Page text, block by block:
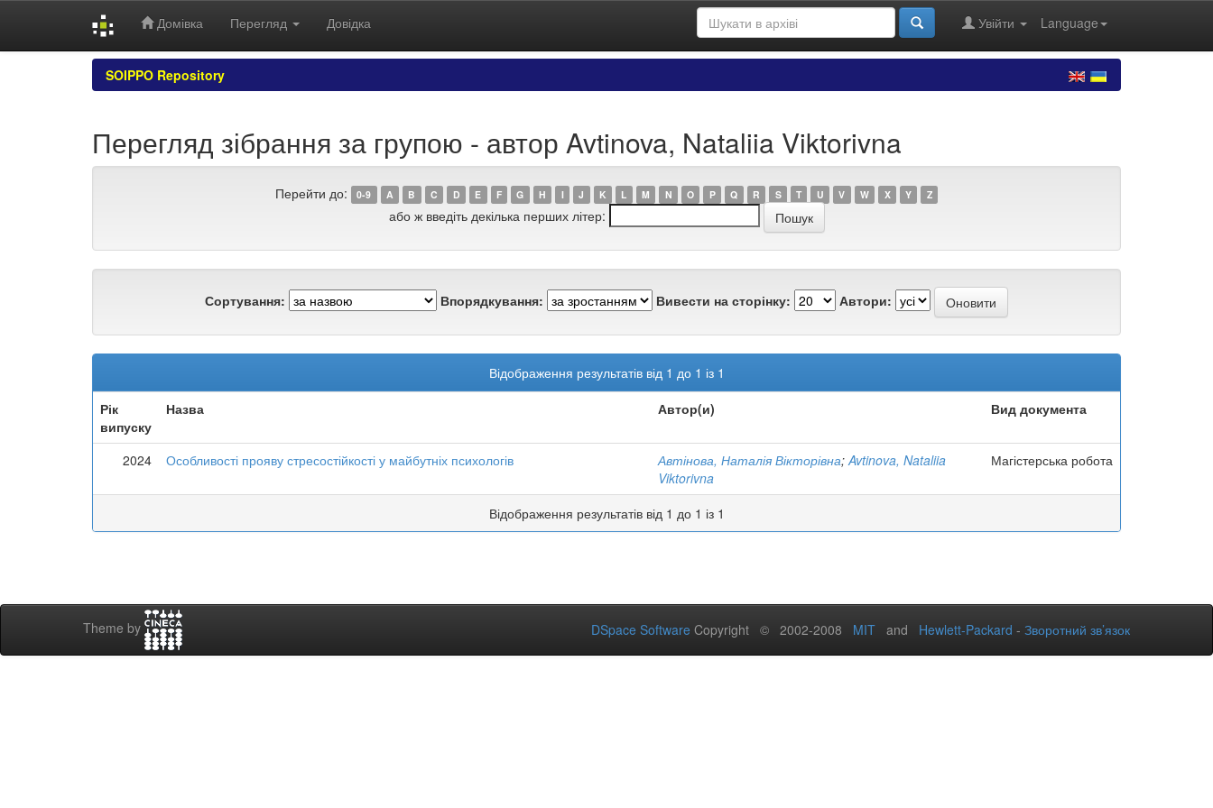
Домівка Перегляд Довідка Language
Увійти
SOIPPO Repository
Перегляд зібрання за групою - автор Avtinova, Nataliia Viktorivna
Перейти до: 0-9 A B C D E F G H I J K L M N O P Q R S T U V W X Y Z
або ж введіть декілька перших літер:
Сортування: Впорядкування: Вивести на сторінку: Автори:
Відображення результатів від 1 до 1 із 1
Рік
випуску
Назва Автор(и) Вид документа
2024 Особливості прояву стресостійкості у майбутніх психологів Автінова, Наталія Вікторівна;Avtinova, Nataliia
Viktorivna
Магістерська робота
Відображення результатів від 1 до 1 із 1
Theme by DSpace Software Copyright © 2002-2008 MIT and Hewlett-Packard - Зворотний зв’язок